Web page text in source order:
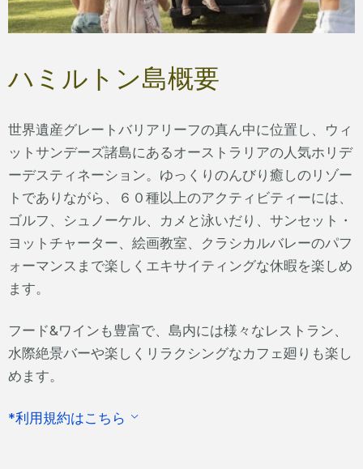
ハミルトン島概要
世界遺産グレートバリアリーフの真ん中に位置し、ウィ
ットサンデーズ諸島にあるオーストラリアの人気ホリデ
ーデスティネーション。ゆっくりのんびり癒しのリゾー
トでありながら、６０種以上のアクティビティーには、
ゴルフ、シュノーケル、カメと泳いだり、サンセット・
ヨットチャーター、絵画教室、クラシカルバレーのパフ
ォーマンスまで楽しくエキサイティングな休暇を楽しめ
ます。
フード&ワインも豊富で、島内には様々なレストラン、
水際絶景バーや楽しくリラクシングなカフェ廻りも楽し
めます。
*利用規約はこちら